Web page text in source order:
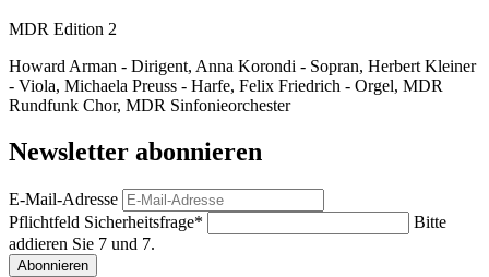
MDR Edition 2
Howard Arman - Dirigent, Anna Korondi - Sopran, Herbert Kleiner
- Viola, Michaela Preuss - Harfe, Felix Friedrich - Orgel, MDR
Rundfunk Chor, MDR Sinfonieorchester
Newsletter abonnieren
E-Mail-Adresse
Pflichtfeld Sicherheitsfrage*
Bitte
addieren Sie 7 und 7.
Abonnieren